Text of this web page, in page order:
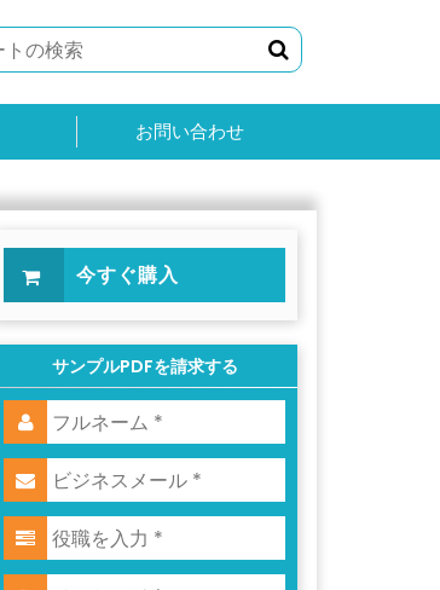
お問い合わせ
今すぐ購入
サンプルPDFを請求する